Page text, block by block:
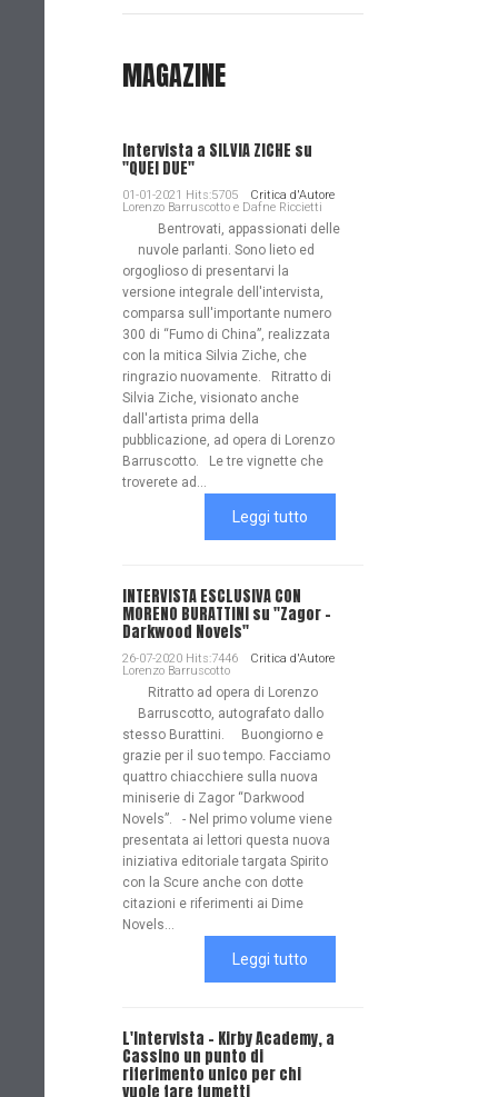
MAGAZINE
Intervista a SILVIA ZICHE su
"QUEI DUE"
01-01-2021 Hits:5705
Critica d'Autore
Lorenzo Barruscotto e Dafne Riccietti
Bentrovati, appassionati delle
nuvole parlanti. Sono lieto ed
orgoglioso di presentarvi la
versione integrale dell'intervista,
comparsa sull'importante numero
300 di “Fumo di China”, realizzata
con la mitica Silvia Ziche, che
ringrazio nuovamente. Ritratto di
Silvia Ziche, visionato anche
dall'artista prima della
pubblicazione, ad opera di Lorenzo
Barruscotto. Le tre vignette che
troverete ad...
Leggi tutto
INTERVISTA ESCLUSIVA CON
MORENO BURATTINI su "Zagor -
Darkwood Novels"
26-07-2020 Hits:7446
Critica d'Autore
Lorenzo Barruscotto
Ritratto ad opera di Lorenzo
Barruscotto, autografato dallo
stesso Burattini. Buongiorno e
grazie per il suo tempo. Facciamo
quattro chiacchiere sulla nuova
miniserie di Zagor “Darkwood
Novels”. - Nel primo volume viene
presentata ai lettori questa nuova
iniziativa editoriale targata Spirito
con la Scure anche con dotte
citazioni e riferimenti ai Dime
Novels...
Leggi tutto
L'Intervista - Kirby Academy, a
Cassino un punto di
riferimento unico per chi
vuole fare fumetti